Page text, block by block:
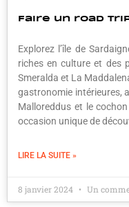
Faire un road
Explorez l’île de
riches en culture et des
Smeralda et La
gastronomie intérieures,
Malloreddus et le
occasion unique de
LIRE LA SUITE »
8 janvier 2024 Un